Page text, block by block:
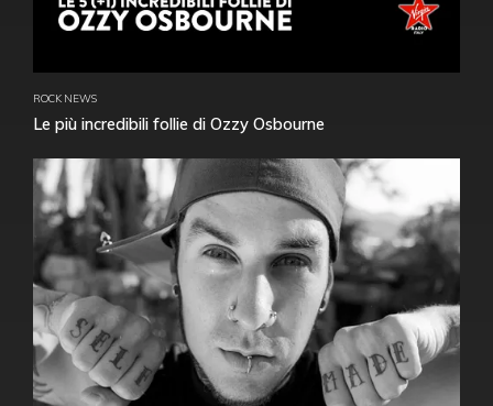
ROCK NEWS
Le più incredibili follie di Ozzy Osbourne